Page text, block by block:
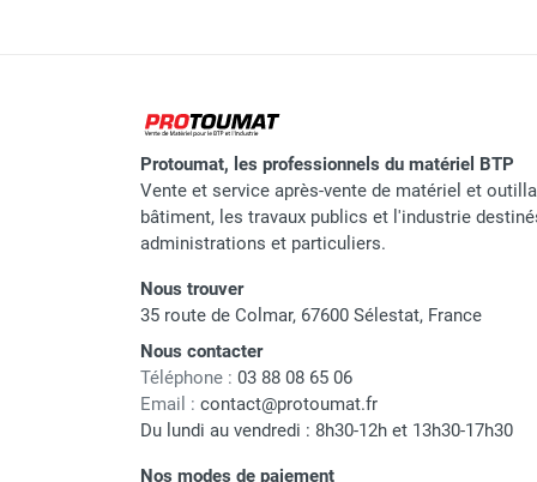
Nombre de niveaux de plancher
plancher + 4 lisses DÉCLIC)
Poids
Marque
Référence fournisseur
Nom du modèle
Échafaudage roulant
Protoumat, les professionnels du matériel BTP
Vente et service après-vente de matériel et
bâtiment, les travaux publics et l'industrie
administrations et particuliers.
Nous trouver
35 route de Colmar, 67600 Sélestat, France
Nous contacter
Téléphone : 03 88 08 65 06
Email : contact@protoumat.fr
Du lundi au vendredi : 8h30-12h et 13h30-17h30
Nos modes de paiement